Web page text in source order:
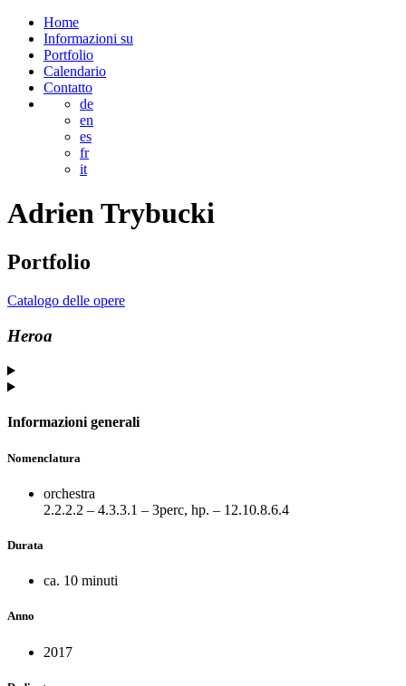
Home
Informazioni su
Portfolio
Calendario
Contatto
de
en
es
fr
it
AdrienTrybucki
Portfolio
Catalogo delle opere
Heroa
Informazioni generali
Nomenclatura
orchestra
2.2.2.2 – 4.3.3.1 – 3perc, hp. – 12.10.8.6.4
Durata
ca. 10 minuti
Anno
2017